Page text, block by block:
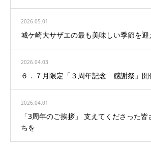
2026.05.01
城ケ崎大サザエの最も美味しい季節を迎
2026.04.03
６．７月限定「３周年記念 感謝祭」開
2026.04.01
「3周年のご挨拶」 支えてくださった
ちを